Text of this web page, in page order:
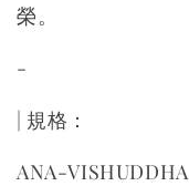
榮。
-
| 規格：
ANA-